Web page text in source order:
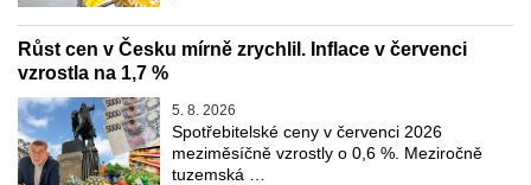
Růst cen v Česku mírně zrychlil. Inflace v červenci
vzrostla na 1,7 %
5. 8. 2026
Spotřebitelské ceny v červenci 2026
meziměsíčně vzrostly o 0,6 %. Meziročně
tuzemská …